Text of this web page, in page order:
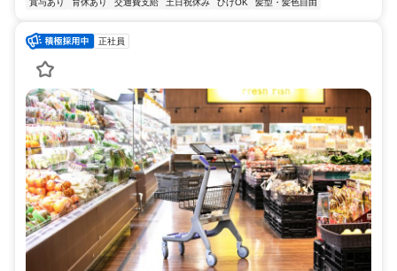
賞与あり
育休あり 交通費支給 土日祝休み ひげOK 髪型・髪色自由
正社員